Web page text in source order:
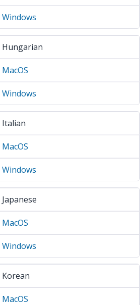
Windows
Hungarian
MacOS
Windows
Italian
MacOS
Windows
Japanese
MacOS
Windows
Korean
MacOS